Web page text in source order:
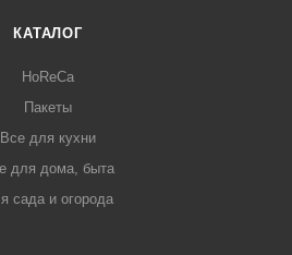
КАТАЛОГ
HoReCa
Пакеты
Все для кухни
для дома, быта
сада и огорода